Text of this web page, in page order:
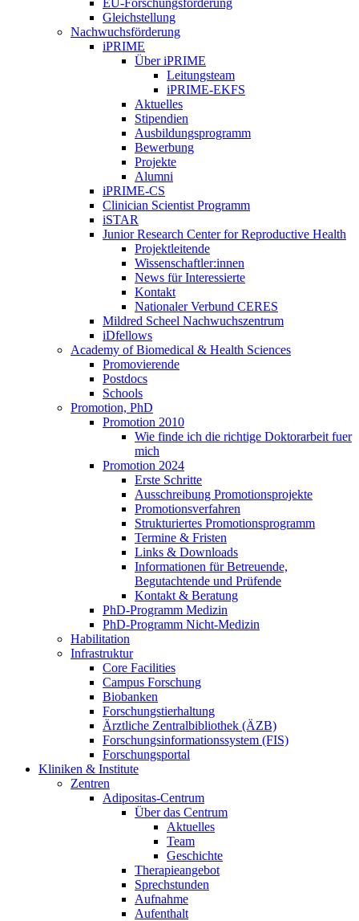
EU-Forschungsförderung
Gleichstellung
Nachwuchsförderung
iPRIME
Über iPRIME
Leitungsteam
iPRIME-EKFS
Aktuelles
Stipendien
Ausbildungsprogramm
Bewerbung
Projekte
Alumni
iPRIME-CS
Clinician Scientist Programm
iSTAR
Junior Research Center for Reproductive Health
Projektleitende
Wissenschaftler:innen
News für Interessierte
Kontakt
Nationaler Verbund CERES
Mildred Scheel Nachwuchszentrum
iDfellows
Academy of Biomedical & Health Sciences
Promovierende
Postdocs
Schools
Promotion, PhD
Promotion 2010
Wie finde ich die richtige Doktorarbeit fuer
mich
Promotion 2024
Erste Schritte
Ausschreibung Promotionsprojekte
Promotionsverfahren
Strukturiertes Promotionsprogramm
Termine & Fristen
Links & Downloads
Informationen für Betreuende,
Begutachtende und Prüfende
Kontakt & Beratung
PhD-Programm Medizin
PhD-Programm Nicht-Medizin
Habilitation
Infrastruktur
Core Facilities
Campus Forschung
Biobanken
Forschungstierhaltung
Ärztliche Zentralbibliothek (ÄZB)
Forschungsinformationssystem (FIS)
Forschungsportal
Kliniken & Institute
Zentren
Adipositas-Centrum
Über das Centrum
Aktuelles
Team
Geschichte
Therapieangebot
Sprechstunden
Aufnahme
Aufenthalt